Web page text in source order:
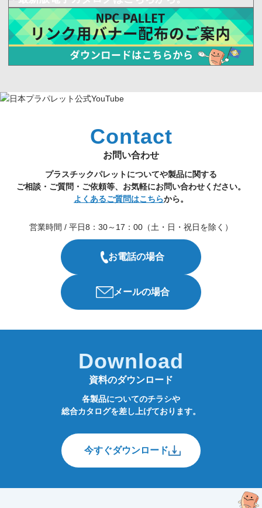
Contact
お問い合わせ
プラスチックパレットについてや製品に関する
ご相談・ご質問・ご依頼等、お気軽にお問い合わせください。
よくあるご質問はこちらから。
営業時間 / 平日8：30～17：00（土・日・祝日を除く）
お電話の場合
メールの場合
Download
資料のダウンロード
各製品についてのチラシや
総合カタログを差し上げております。
今すぐダウンロード